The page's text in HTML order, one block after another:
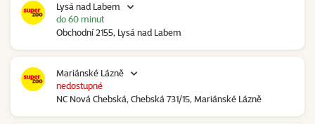
Lysá nad Labem
Obchodní 2155, Lysá nad Labem
do 60 minut
Mariánské Lázně
NC Nová Chebská, Chebská 731/15, Mariánské Lázně
nedostupné